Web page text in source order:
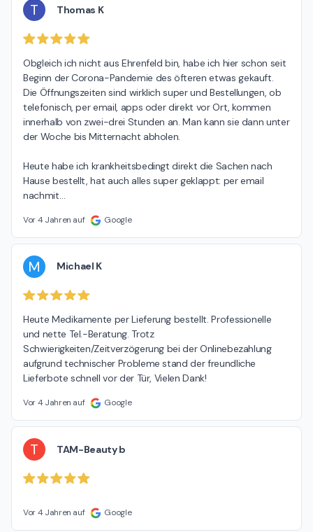
T Thomas K
Obgleich ich nicht aus Ehrenfeld bin, habe ich hier schon seit
Beginn der Corona-Pandemie des öfteren etwas gekauft.
Die Öffnungszeiten sind wirklich super und Bestellungen, ob
telefonisch, per email, apps oder direkt vor Ort, kommen
innerhalb von zwei-drei Stunden an. Man kann sie dann unter
der Woche bis Mitternacht abholen.
Heute habe ich krankheitsbedingt direkt die Sachen nach
Hause bestellt, hat auch alles super geklappt: per email
nachmit
Vor 4 Jahren auf Google
M Michael K
Heute Medikamente per Lieferung bestellt. Professionelle
und nette Tel.-Beratung. Trotz
Schwierigkeiten/Zeitverzögerung bei der Onlinebezahlung
aufgrund technischer Probleme stand der freundliche
Lieferbote schnell vor der Tür, Vielen Dank!
Vor 4 Jahren auf Google
T TAM-Beauty b
Vor 4 Jahren auf Google